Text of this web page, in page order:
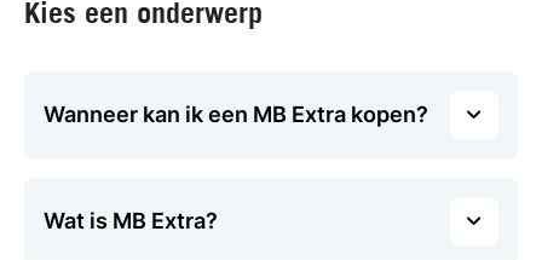
Kies een onderwerp
Wanneer kan ik een MB Extra kopen?
Wat is MB Extra?